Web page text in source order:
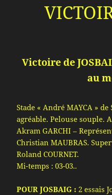
‌‌Victoire de
au
Stade « André MAYCA » de
agréable. Pelouse souple.
Akram GARCHI –
Christian MAUBRAS.
Roland COURNET.
Mi-temps : 03-03..
POUR JOSBAIG : 2 essais